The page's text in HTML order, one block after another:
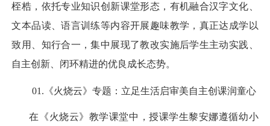
桎梏，依托专业知识创新课堂形态，有机融合汉字文化、
文本品读、语言训练等内容开展趣味教学，真正达成学以
致用、知行合一，集中展现了教改实施后学生主动实践、
自主创新、闭环精进的优良成长态势。
01. 《火烧云》专题：立足生活启审美自主创课润童心
在《火烧云》教学课堂中，授课学生黎安娜遵循幼小